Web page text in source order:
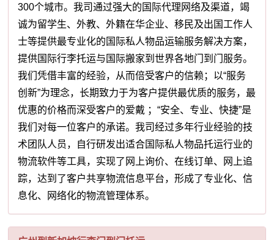
300个城市。我司通过强大的国际代理网络及渠道，竭
诚为留学生、外教、外籍在华企业、移民及出国工作人
士等提供最专业化的国际私人物品运输服务解决方案，
提供国际行李托运与国际搬家到世界各地门到门服务。
我们凭借丰富的经验，从而倍受客户的信赖；以“服务
创新”为理念，长期致力于为客户提供最优质的服务，最
优惠的价格而深受客户的爱戴 ；“安全、专业、快捷”是
我们对每一位客户的承诺。我司经过多年行业经验的技
术团队人员，自行研发出适合国际私人物品托运行业的
物流软件等工具，实现了网上询价、在线订单、网上追
踪，达到了客户共享物流信息平台，形成了专业化、信
息化、网络化的物流管理体系。